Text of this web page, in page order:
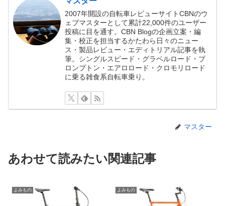
2007年開設の自転車レビューサイトCBNのウ
ェブマスターとして累計22,000件のユーザー
投稿に目を通す。CBN Blogの企画立案・編
集・校正を担当するかたわら日々のニュー
ス・製品レビュー・エディトリアル記事を執
筆。シングルスピード・グラベルロード・ブ
ロンプトン・エアロロード・クロモリロード
に乗る雑食系自転車乗り。
マスター
あわせて読みたい関連記事
よみもの よみもの